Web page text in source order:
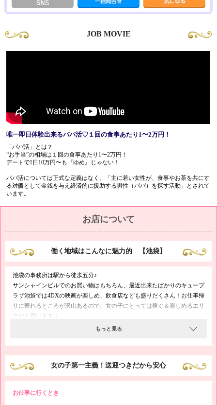
【お茶やお食事】
ひとりで食事が寂しいときは、お気軽にご利用ください。
安っぽい格好はしてません。かと行って分不相応な格好もしていません。
女性に乱暴、公序良俗に反する行為を行った場合は退店頂きます。
●18歳未満のご入場はお断り致します。
JOB MOVIE
唯一即日体験出来るパパ活♡１回の食事あたり1〜2万円！
「パパ活」とは？
“お手当”の相場は１回の食事あたり1〜2万円！
デートで1日10万円〜も『ゆめ』じゃない！
パパ活については正式な定義はなく、「主に若い女性が、食事やお茶を共にす
る対価として金銭を与え経済的に援助する男性（パパ）を探す活動」とされて
います。
お店について
働く地域はこんなに魅力的 【池袋】
池袋の事務所は駅から徒歩五分♪
サンシャインビルでのお買い物はもちろん、最近出来たばかりのキュープ
ラザ池袋では4DXの映画が楽しめ、飲食店なども盛りだくさん！お仕事帰
りに寄れるところが沢山あるので、女の子にとっては稼ぐ＆楽しめるエリ
アだと思います！
ぜひ一度当店にお問い合わせくださいね♪
もっと見る
女の子第一主義！送迎つきだから安心
お仕事に行くとき